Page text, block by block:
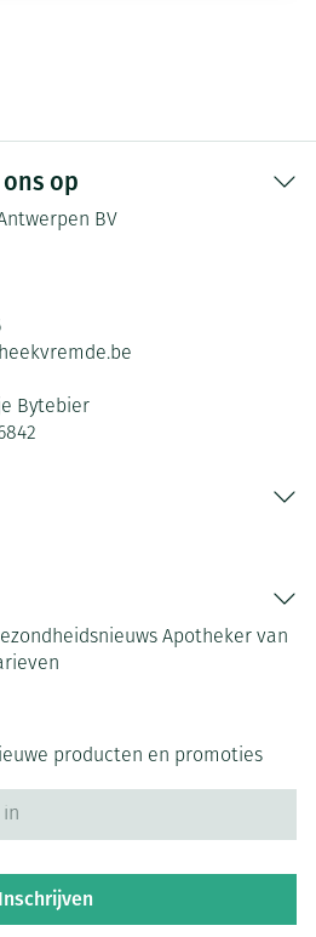
op
BV
Bytebier
Apotheker van
producten en promoties
Inschrijven